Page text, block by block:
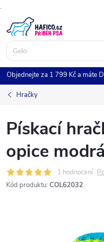
.
na
obsah
Objednejte za 1 799 Kč a máte
Hračky
Pískací
opice modrá
1 hodnocení
Kód produktu: COL62032